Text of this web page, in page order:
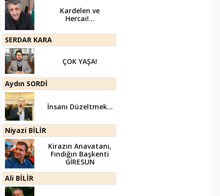
Kardelen ve
Hercai!...
SERDAR KARA
ÇOK YAŞA!
Aydın SORDİ
İnsanı Düzeltmek...
Niyazi BİLİR
Kirazın Anavatanı,
Fındığın Başkenti
GİRESUN
Ali BİLİR